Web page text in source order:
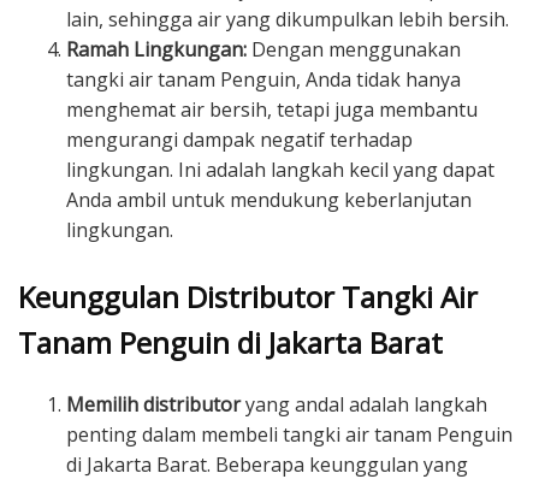
lain, sehingga air yang dikumpulkan lebih bersih.
Ramah Lingkungan: Dengan menggunakan
tangki air tanam Penguin, Anda tidak hanya
menghemat air bersih, tetapi juga membantu
mengurangi dampak negatif terhadap
lingkungan. Ini adalah langkah kecil yang dapat
Anda ambil untuk mendukung keberlanjutan
lingkungan.
Keunggulan Distributor Tangki Air
Tanam Penguin di Jakarta Barat
Memilih distributoryang andal adalah langkah
penting dalam membeli tangki air tanam Penguin
di Jakarta Barat. Beberapa keunggulan yang